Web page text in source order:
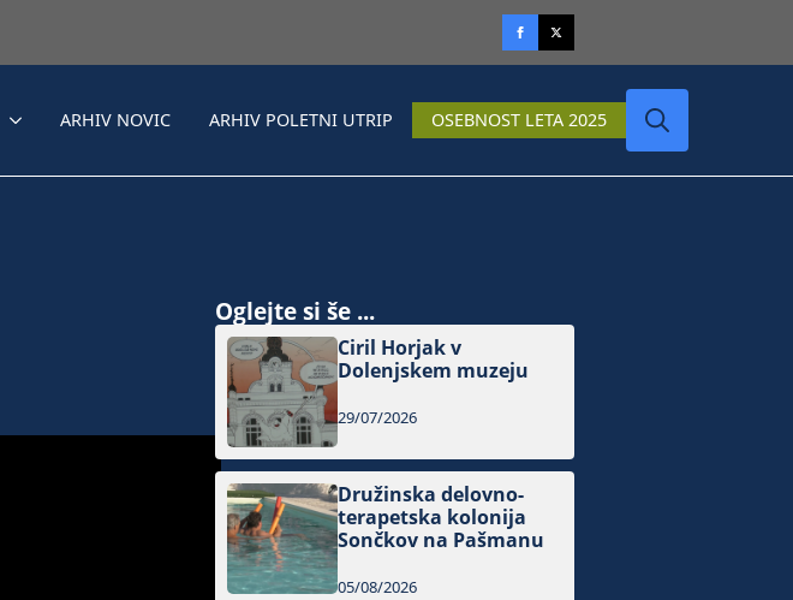
ARHIV NOVIC ARHIV POLETNI UTRIP OSEBNOST LETA 2025
Oglejte si še ...
Ciril Horjak v
Dolenjskem muzeju
29/07/2026
Družinska delovno-
terapetska kolonija
Sončkov na Pašmanu
05/08/2026